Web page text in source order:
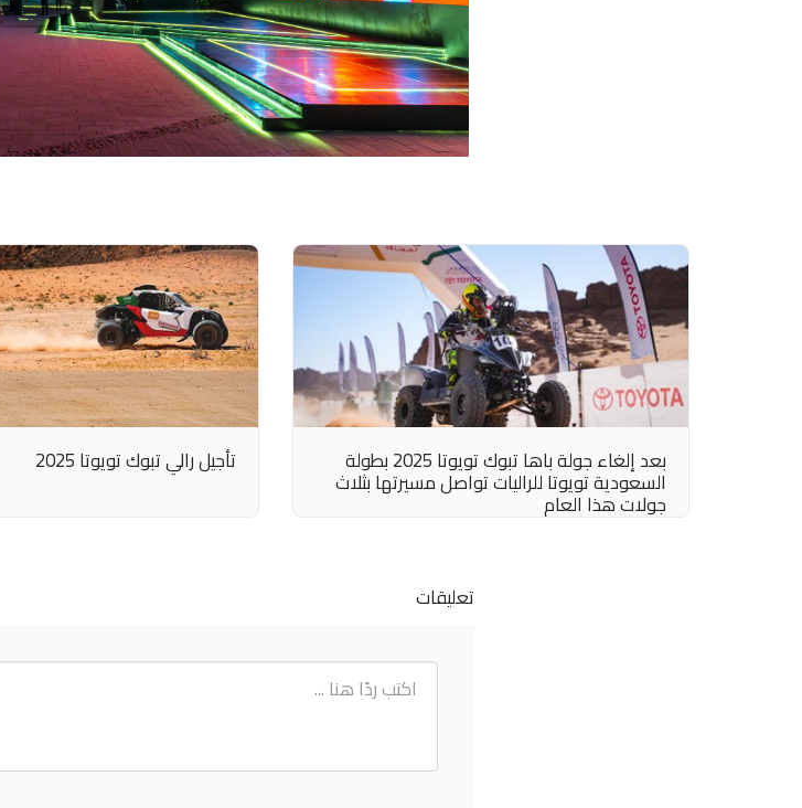
بعد إلغاء جولة باها تبوك تويوتا 2025 بطولة
السعودية تويوتا للراليات تواصل مسيرتها بثلاث
جولات هذا العام
تأجيل رالي تبوك تويوتا 2025
تعليقات